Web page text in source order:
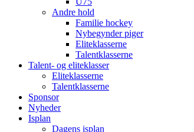
Andre hold
Familie hockey
Nybegynder piger
Eliteklasserne
Talentklasserne
Talent- og eliteklasser
Eliteklasserne
Talentklasserne
Sponsor
Nyheder
Isplan
Dagens isplan